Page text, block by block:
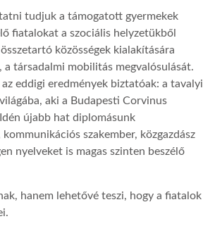
tudjuk a támogatott gyermekek
fiatalokat a szociális helyzetükből
közösségek kialakítására
a társadalmi mobilitás megvalósulását.
eddigi eredmények biztatóak: a tavalyi
aki a Budapesti Corvinus
újabb hat diplomásunk
szakember, közgazdász
nyelveket is magas szinten beszélő
hanem lehetővé teszi, hogy a fiatalok